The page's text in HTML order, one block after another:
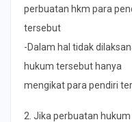
perbuatan hkm para
tersebut
-Dalam hal tidak
hukum tersebut hanya
mengikat para pendiri
2. Jika perbuatan